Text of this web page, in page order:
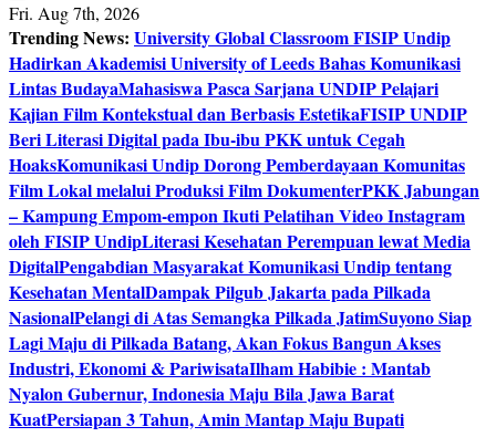
Fri. Aug 7th, 2026
Trending News: University Global Classroom FISIP Undip
Hadirkan Akademisi University of Leeds Bahas Komunikasi
Lintas BudayaMahasiswa Pasca Sarjana UNDIP Pelajari
Kajian Film Kontekstual dan Berbasis EstetikaFISIP UNDIP
Beri Literasi Digital pada Ibu-ibu PKK untuk Cegah
HoaksKomunikasi Undip Dorong Pemberdayaan Komunitas
Film Lokal melalui Produksi Film DokumenterPKK Jabungan
– Kampung Empom-empon Ikuti Pelatihan Video Instagram
oleh FISIP UndipLiterasi Kesehatan Perempuan lewat Media
DigitalPengabdian Masyarakat Komunikasi Undip tentang
Kesehatan MentalDampak Pilgub Jakarta pada Pilkada
NasionalPelangi di Atas Semangka Pilkada JatimSuyono Siap
Lagi Maju di Pilkada Batang, Akan Fokus Bangun Akses
Industri, Ekonomi & PariwisataIlham Habibie : Mantab
Nyalon Gubernur, Indonesia Maju Bila Jawa Barat
KuatPersiapan 3 Tahun, Amin Mantap Maju Bupati